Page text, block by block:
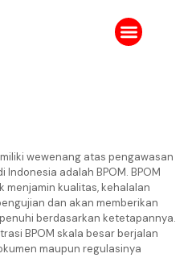
wewenang atas pengawasan
adalah BPOM. BPOM
kualitas, kehalalan
dan akan memberikan
berdasarkan ketetapannya.
BPOM skala besar berjalan
maupun regulasinya